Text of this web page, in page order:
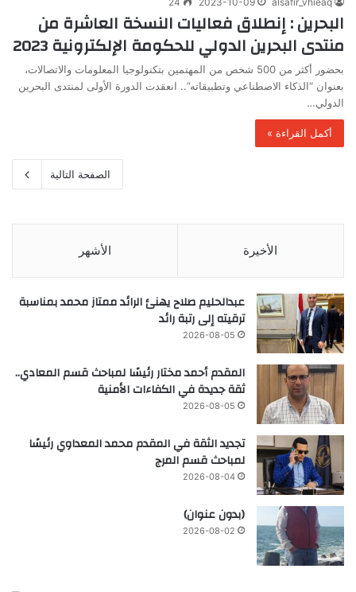
البحرين : إنطلاق فعاليات النسخة العاشرة من
منتدى البحرين الدولي للحكومة الإلكترونية 2023
بحضور أكثر من 500 شخص من المهتمين بتكنولوجيا المعلومات والاتصالات،
بعنوان “الذكاء الاصطناعي وتطبيقاته”.. انعقدت الدورة الأولى لمنتدى البحرين
الدولي…
أكمل القراءة »
الصفحة التالية
الأخيرة الأشهر
عبدالحليم صلاح يهنئ الرائد ممتاز محمد بمناسبة
ترقيته إلى رتبة رائد
2026-08-05
المقدم أحمد مختار رئيسًا لمباحث قسم المعادي..
ثقة جديدة في الكفاءات الأمنية
2026-08-05
تجديد الثقة في المقدم محمد المعداوي رئيسًا
لمباحث قسم المرج
2026-08-04
(بدون عنوان)
2026-08-02